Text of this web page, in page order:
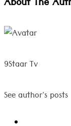
9Staar Tv
See author's posts